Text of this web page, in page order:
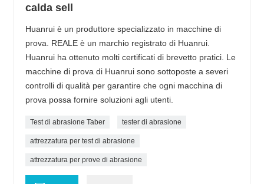
calda sell
Huanrui è un produttore specializzato in macchine di
prova. REALE è un marchio registrato di Huanrui.
Huanrui ha ottenuto molti certificati di brevetto pratici. Le
macchine di prova di Huanrui sono sottoposte a severi
controlli di qualità per garantire che ogni macchina di
prova possa fornire soluzioni agli utenti.
Test di abrasione Taber tester di abrasione
attrezzatura per test di abrasione
attrezzatura per prove di abrasione